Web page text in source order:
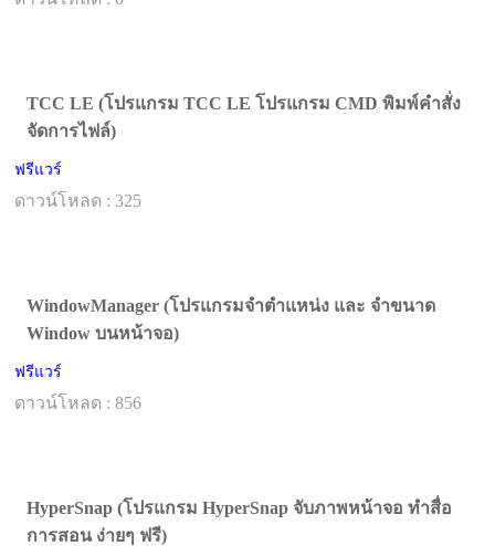
TCC LE (โปรแกรม TCC LE โปรแกรม CMD พิมพ์คำสั่ง
จัดการไฟล์)
ฟรีแวร์
ดาวน์โหลด : 325
WindowManager (โปรแกรมจำตำแหน่ง และ จำขนาด
Window บนหน้าจอ)
ฟรีแวร์
ดาวน์โหลด : 856
HyperSnap (โปรแกรม HyperSnap จับภาพหน้าจอ ทำสื่อ
การสอน ง่ายๆ ฟรี)